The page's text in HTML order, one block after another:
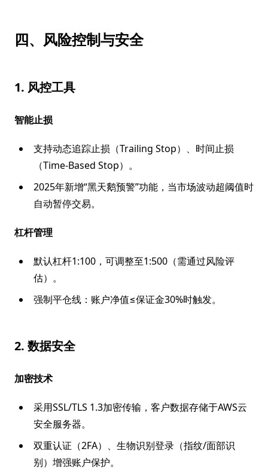
四、风险控制与安全
1. 风控工具
智能止损
支持动态追踪止损（Trailing Stop）、时间止损
（Time-Based Stop）。
2025年新增“黑天鹅预警”功能，当市场波动超阈值时
自动暂停交易。
杠杆管理
默认杠杆1:100，可调整至1:500（需通过风险评
估）。
强制平仓线：账户净值≤保证金30%时触发。
2. 数据安全
加密技术
采用SSL/TLS 1.3加密传输，客户数据存储于AWS云
安全服务器。
双重认证（2FA）、生物识别登录（指纹/面部识
别）增强账户保护。